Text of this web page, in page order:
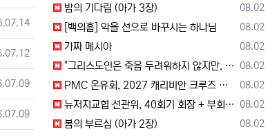
등록일
08.02
밤의 기다림 (아가 3장)
등록일
08.02
[백의흠] 악을 선으로 바꾸시는 하나님
등록일
08.02
가짜 메시아
등록일
08.02
"그리스도인은 죽음 두려워하지 않지만, 살아 있는 동안 다른 사람의 유익 + 믿음의 진보 위해 살아야"
등록일
08.02
PMC 온유회, 2027 캐리비안 크루즈 전도여행 참가자 모집
등록일
08.02
뉴저지교협 선관위, 40회기 회장 + 부회장 후보 등록 + 추천 절차 공고 --- 8월 28일 등록 마감, 9월 28일 선거
등록일
08.02
봄의 부르심 (아가 2장)